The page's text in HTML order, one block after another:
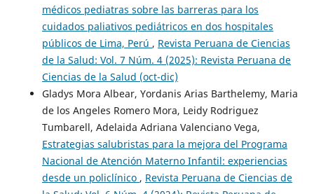
médicos pediatras sobre las barreras para los
cuidados paliativos pediátricos en dos hospitales
públicos de Lima, Perú , Revista Peruana de Ciencias
de la Salud: Vol. 7 Núm. 4 (2025): Revista Peruana de
Ciencias de la Salud (oct-dic)
Gladys Mora Albear, Yordanis Arias Barthelemy, Maria
de los Angeles Romero Mora, Leidy Rodriguez
Tumbarell, Adelaida Adriana Valenciano Vega,
Estrategias salubristas para la mejora del Programa
Nacional de Atención Materno Infantil: experiencias
desde un policlínico , Revista Peruana de Ciencias de